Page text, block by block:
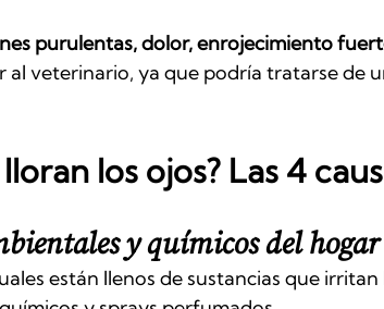
purulentas, dolor, enrojecimiento
al veterinario, ya que podría tratarse de
los ojos? Las 4
y químicos del hogar
están llenos de sustancias que irritan